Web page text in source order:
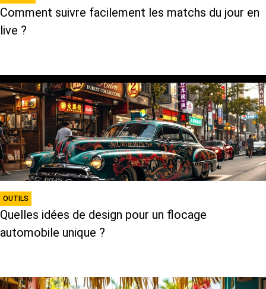
Comment suivre facilement les matchs du jour en
live ?
OUTILS
Quelles idées de design pour un flocage
automobile unique ?